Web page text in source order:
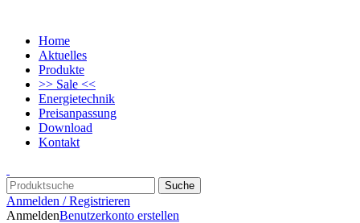
Home
Aktuelles
Produkte
>> Sale <<
Energietechnik
Preisanpassung
Download
Kontakt
Suche
Anmelden / Registrieren
AnmeldenBenutzerkonto erstellen